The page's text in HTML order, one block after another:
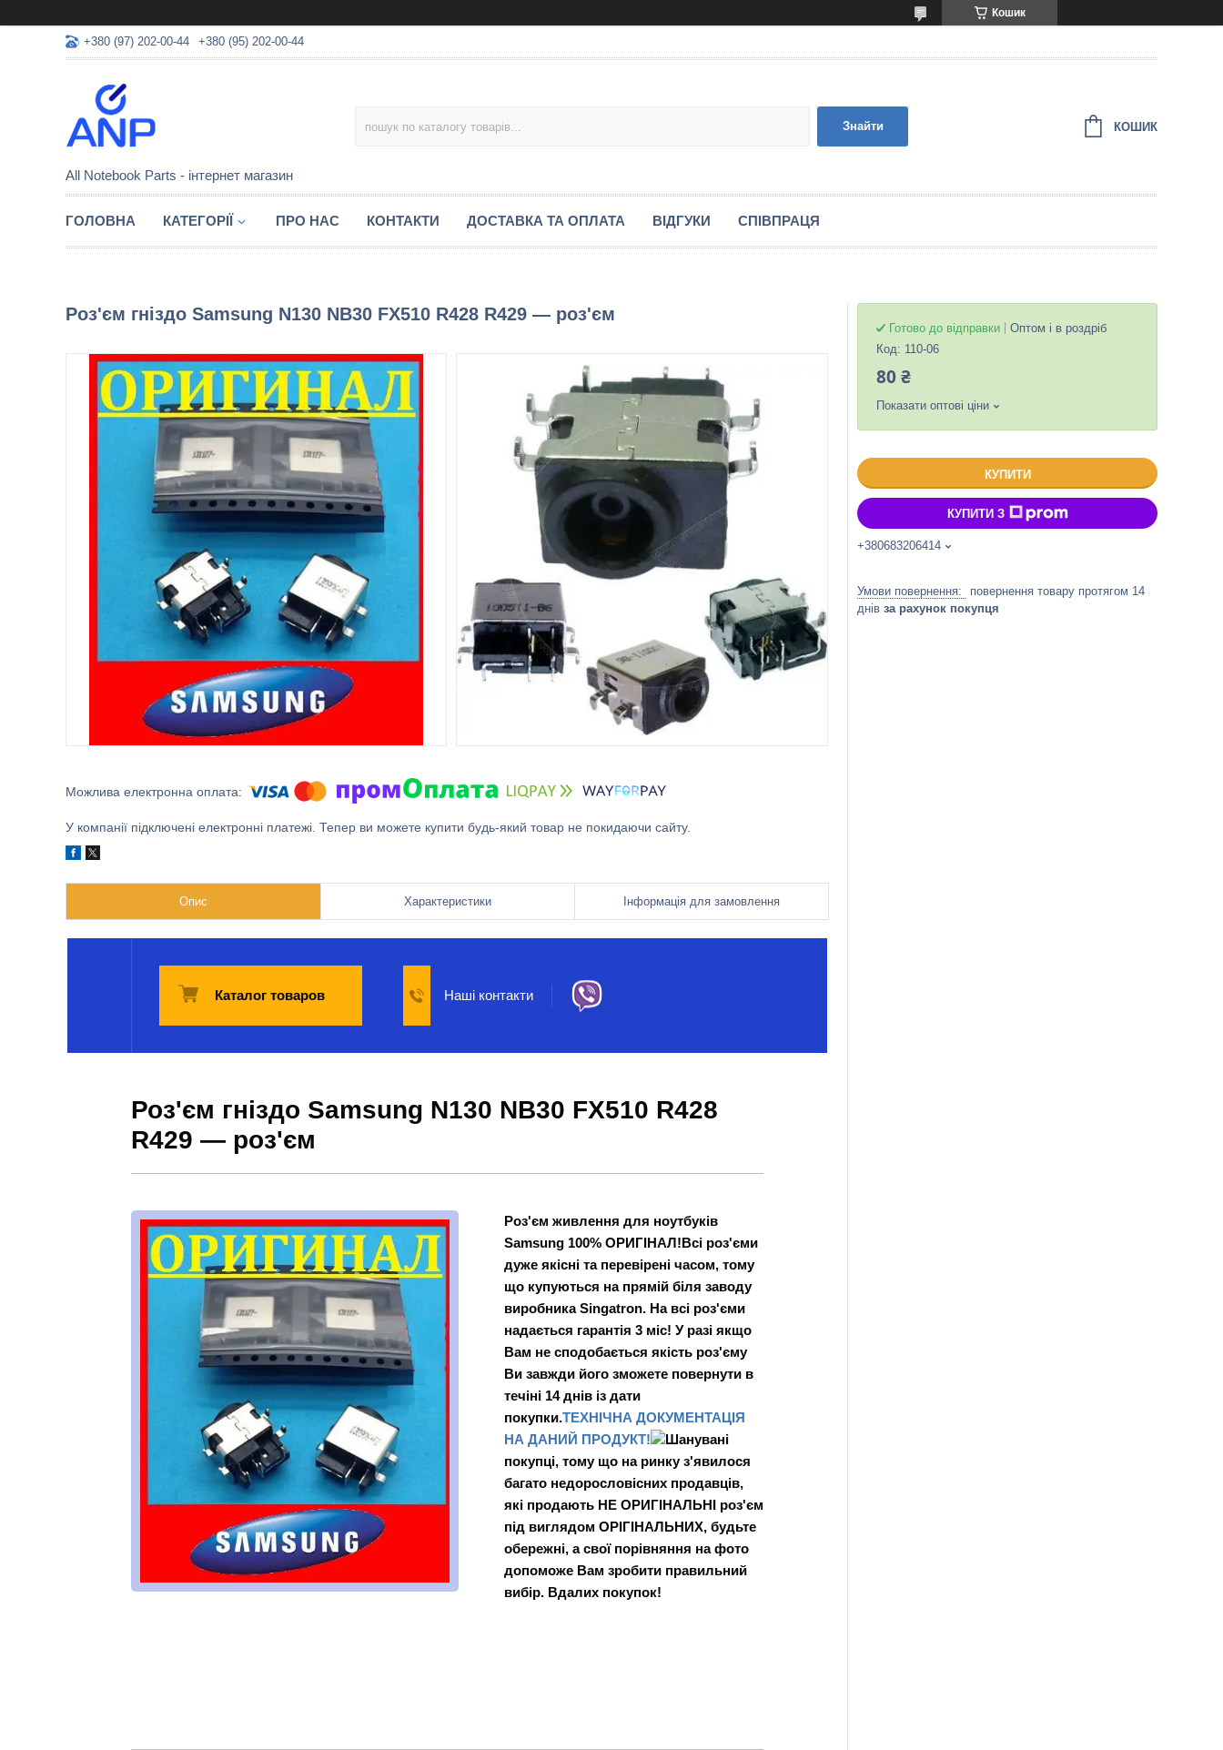
Кошик
+380 (97) 202-00-44 +380 (95) 202-00-44
All Notebook Parts - інтернет магазин
Знайти КОШИК
ГОЛОВНА КАТЕГОРІЇ ПРО НАС КОНТАКТИ ДОСТАВКА ТА ОПЛАТА ВІДГУКИ СПІВПРАЦЯ
Роз'єм гніздо Samsung N130 NB30 FX510 R428 R429 — роз'єм
У компанії підключені електронні платежі. Тепер ви можете купити будь-який товар не покидаючи сайту.
Опис Характеристики Інформація для замовлення
Каталог товаров Наші контакти
Роз'єм гніздо Samsung N130 NB30 FX510 R428
R429 — роз'єм
Роз'єм живлення для ноутбуків
Samsung 100% ОРИГІНАЛ!Всі роз'єми
дуже якісні та перевірені часом, тому
що купуються на прямій біля заводу
виробника Singatron. На всі роз'єми
надається гарантія 3 міс! У разі якщо
Вам не сподобається якість роз'єму
Ви завжди його зможете повернути в
течіні 14 днів із дати
покупки.ТЕХНІЧНА ДОКУМЕНТАЦІЯ
НА ДАНИЙ ПРОДУКТ!
Шанувані
покупці, тому що на ринку з'явилося
багато недорословісних продавців,
які продають НЕ ОРИГІНАЛЬНІ роз'єм
під виглядом ОРІГІНАЛЬНИХ, будьте
обережні, а свої порівняння на фото
допоможе Вам зробити правильний
вибір. Вдалих покупок!
Готово до відправки
Оптом і в роздріб
Код: 110-06
80 ₴
Показати оптові ціни
КУПИТИ
КУПИТИ З
+380683206414
повернення товару протягом 14
днів за рахунок покупця